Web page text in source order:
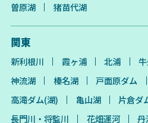
曽原湖
猪苗代湖
関東
新利根川 霞ヶ浦 北浦
神流湖
榛名湖 戸面原ダム
高滝ダム(湖)
亀山湖 片倉ダ
長門川・将監川
花畑運河 丹